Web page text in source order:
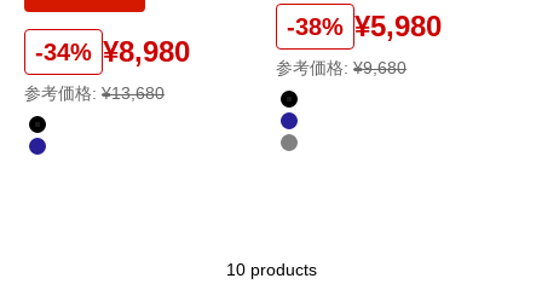
-34% ¥8,980
参考価格: ¥13,680
color
ブラック
ネイビー
-38% ¥5,980
参考価格: ¥9,680
color
ブラック
ネイビー
グレー
10 products